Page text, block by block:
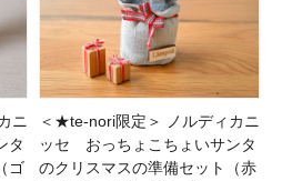
ニ
タ
ゴ
＜★te-nori限定＞ ノルディカニ
ッセ おっちょこちょいサンタ
のクリスマスの準備セット（赤